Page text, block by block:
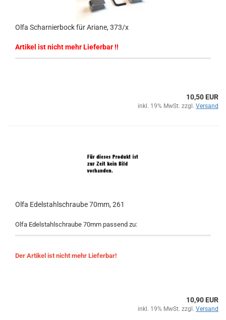
Olfa Scharnierbock für Ariane, 373/x
Artikel ist nicht mehr Lieferbar !!
10,50 EUR
inkl. 19% MwSt. zzgl. Versand
Olfa Edelstahlschraube 70mm, 261
Olfa Edelstahlschraube 70mm passend zu:
Der Artikel ist nicht mehr Lieferbar!
10,90 EUR
inkl. 19% MwSt. zzgl. Versand